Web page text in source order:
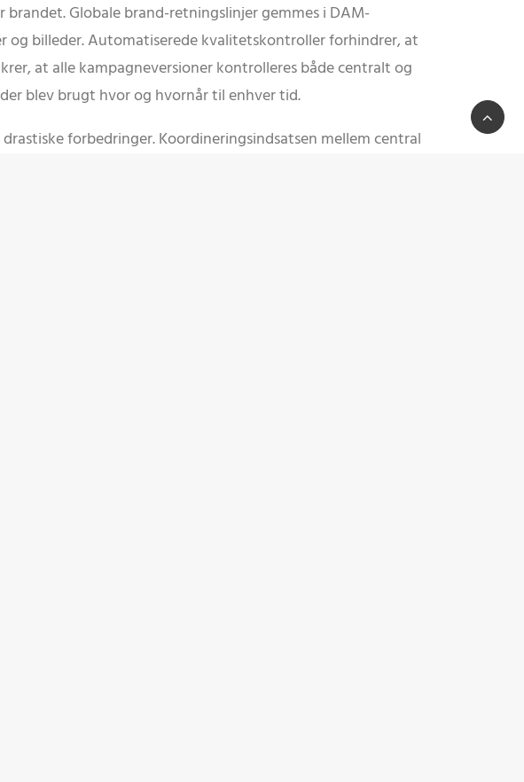
Globale brand-retningslinjer gemmes i DAM-
billeder. Automatiserede kvalitetskontroller forhindrer, at
at alle kampagneversioner kontrolleres både centralt og
blev brugt hvor og hvornår til enhver tid.
forbedringer. Koordineringsindsatsen mellem central